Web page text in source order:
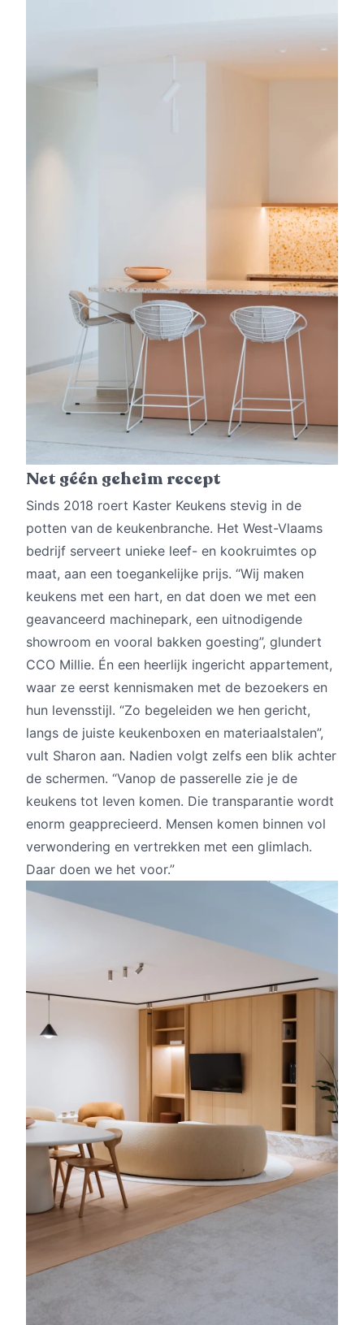
Net géén geheim recept
Sinds 2018 roert Kaster Keukens stevig in de
potten van de keuken­branche. Het West-Vlaams
bedrijf serveert unieke leef- en kookruimtes op
maat, aan een toegankelijke prijs. “Wij maken
keukens met een hart, en dat doen we met een
geavanceerd machinepark, een uitnodigende
showroom en vooral bakken goesting”, glundert
CCO Millie. Én een heerlijk ingericht appartement,
waar ze eerst kennismaken met de bezoekers en
hun levensstijl. “Zo begeleiden we hen gericht,
langs de juiste keukenboxen en materiaalstalen”,
vult Sharon aan. Nadien volgt zelfs een blik achter
de schermen. “Vanop de passerelle zie je de
keukens tot leven komen. Die transparantie wordt
enorm geapprecieerd. Mensen komen binnen vol
verwondering en vertrekken met een glimlach.
Daar doen we het voor.”